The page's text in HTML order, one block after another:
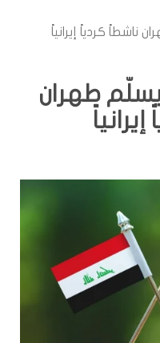
ناشطاً كردياً إيرانياً
يسلّم طهران